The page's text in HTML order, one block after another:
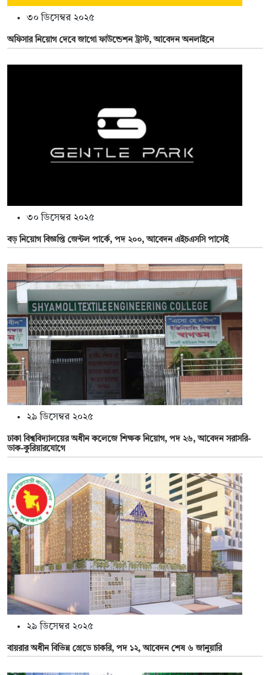
৩০ ডিসেম্বর ২০২৫
অফিসার নিয়োগ দেবে জাগো ফাউন্ডেশন ট্রাস্ট, আবেদন অনলাইনে
৩০ ডিসেম্বর ২০২৫
বড় নিয়োগ বিজ্ঞপ্তি জেন্টল পার্কে, পদ ২০০, আবেদন এইচএসসি পাসেই
২৯ ডিসেম্বর ২০২৫
ঢাকা বিশ্ববিদ্যালয়ের অধীন কলেজে শিক্ষক নিয়োগ, পদ ২৬, আবেদন সরাসরি-
ডাক-কুরিয়ারযোগে
২৯ ডিসেম্বর ২০২৫
বায়রার অধীন বিভিন্ন গ্রেডে চাকরি, পদ ১২, আবেদন শেষ ৬ জানুয়ারি